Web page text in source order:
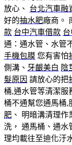
放心、 台北汽車融
好的抽水肥廠商。
款 台中汽車借款
通：通水管、水管
手機包膜 您有害怕
側溝、 牙齦美白 陰
髮原因 請放心的把
桶,通水管等清潔服
桶不通幫您通馬桶,
肥 、 明暗溝清理作
洗， 通馬桶、通水
理均載往至迪化汙